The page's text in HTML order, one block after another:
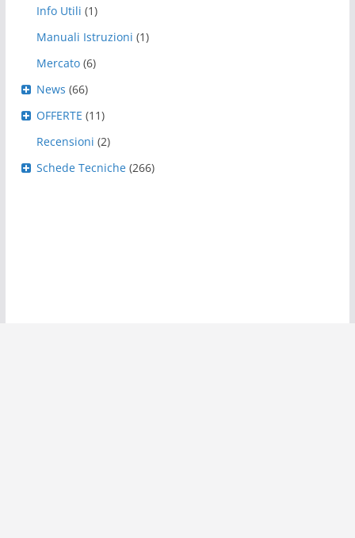
Info Utili (1)
Manuali Istruzioni (1)
Mercato (6)
News (66)
OFFERTE (11)
Recensioni (2)
Schede Tecniche (266)